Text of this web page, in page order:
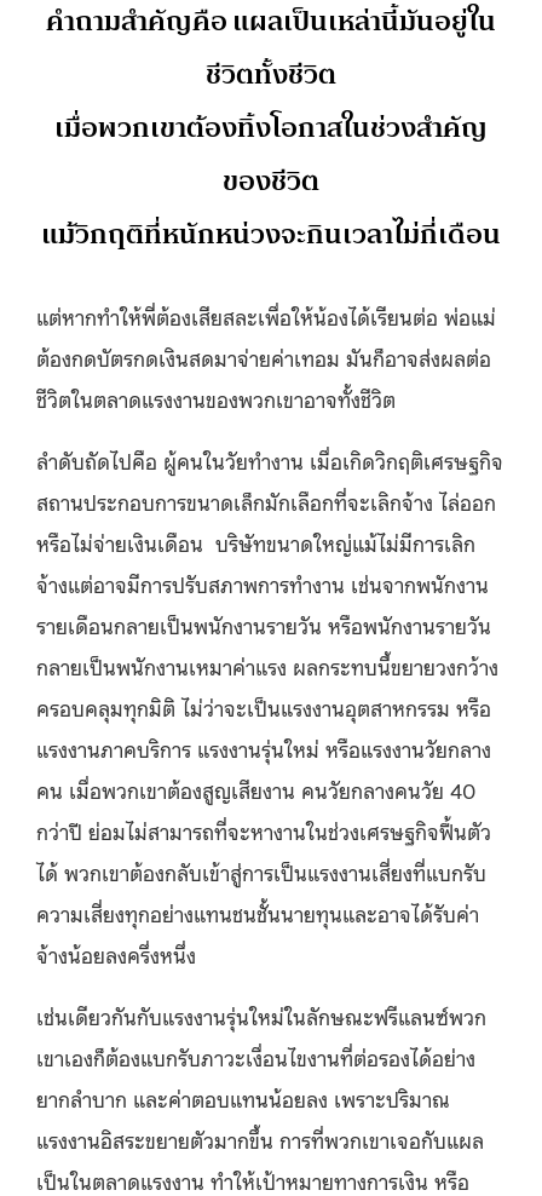
คำถามสำคัญคือ แผลเป็นเหล่านี้มันอยู่ใน
ชีวิตทั้งชีวิต
เมื่อพวกเขาต้องทิ้งโอกาสในช่วงสำคัญ
ของชีวิต
แม้วิกฤติที่หนักหน่วงจะกินเวลาไม่กี่เดือน
แต่หากทำให้พี่ต้องเสียสละเพื่อให้น้องได้เรียนต่อ พ่อแม่
ต้องกดบัตรกดเงินสดมาจ่ายค่าเทอม มันก็อาจส่งผลต่อ
ชีวิตในตลาดแรงงานของพวกเขาอาจทั้งชีวิต
ลำดับถัดไปคือ ผู้คนในวัยทำงาน เมื่อเกิดวิกฤติเศรษฐกิจ
สถานประกอบการขนาดเล็กมักเลือกที่จะเลิกจ้าง ไล่ออก
หรือไม่จ่ายเงินเดือน บริษัทขนาดใหญ่แม้ไม่มีการเลิก
จ้างแต่อาจมีการปรับสภาพการทำงาน เช่นจากพนักงาน
รายเดือนกลายเป็นพนักงานรายวัน หรือพนักงานรายวัน
กลายเป็นพนักงานเหมาค่าแรง ผลกระทบนี้ขยายวงกว้าง
ครอบคลุมทุกมิติ ไม่ว่าจะเป็นแรงงานอุตสาหกรรม หรือ
แรงงานภาคบริการ แรงงานรุ่นใหม่ หรือแรงงานวัยกลาง
คน เมื่อพวกเขาต้องสูญเสียงาน คนวัยกลางคนวัย 40
กว่าปี ย่อมไม่สามารถที่จะหางานในช่วงเศรษฐกิจฟื้นตัว
ได้ พวกเขาต้องกลับเข้าสู่การเป็นแรงงานเสี่ยงที่แบกรับ
ความเสี่ยงทุกอย่างแทนชนชั้นนายทุนและอาจได้รับค่า
จ้างน้อยลงครึ่งหนึ่ง
เช่นเดียวกันกับแรงงานรุ่นใหม่ในลักษณะฟรีแลนซ์พวก
เขาเองก็ต้องแบกรับภาวะเงื่อนไขงานที่ต่อรองได้อย่าง
ยากลำบาก และค่าตอบแทนน้อยลง เพราะปริมาณ
แรงงานอิสระขยายตัวมากขึ้น การที่พวกเขาเจอกับแผล
เป็นในตลาดแรงงาน ทำให้เป้าหมายทางการเงิน หรือ